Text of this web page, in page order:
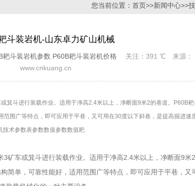
您当前位置： 首页>>新闻中心>>
斗装岩机-山东卓力矿山机械
耙斗装岩机参数 P60B耙斗装岩机价格 关注：391 ℃ 来源：
www.cnkuang.cn
箕斗进行装载作业。适用于净高2.4米以上，净断面9米2的巷道。P60B
围广等特点，即可应用于平巷，又可用在30度以下斜巷，是提高掘进速
术参数表参数数值参数数值耙
矿车或箕斗进行装载作业。适用于净高2.4米以上，净断面9米
简单，可靠性能好，适用范围广等特点，即可应用于平巷，又